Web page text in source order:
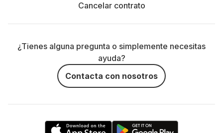
Cancelar contrato
¿Tienes alguna pregunta o simplemente necesitas
ayuda?
Contacta con nosotros